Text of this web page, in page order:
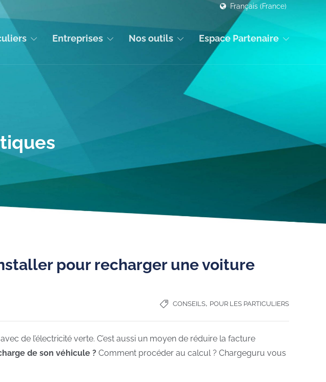
Français (France)
Entreprises Nos outils Espace Partenaire
pour recharger une voiture
CONSEILS, POUR LES PARTICULIERS
de l’électricité verte. C’est aussi un moyen de réduire la facture
de son véhicule ? Comment procéder au calcul ? Chargeguru vous